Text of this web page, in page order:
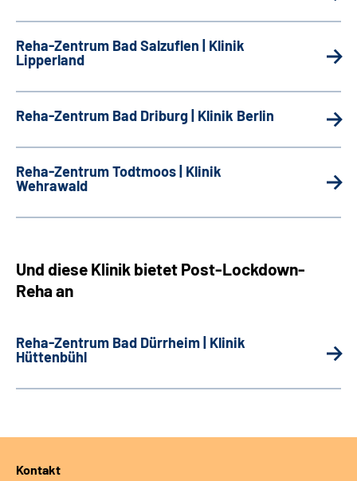
Reha-Zentrum Bad Salzuflen | Klinik
Lipperland
Reha-Zentrum Bad Driburg | Klinik Berlin
Reha-Zentrum Todtmoos | Klinik
Wehrawald
Und diese Klinik bietet Post-Lockdown-
Reha an
Reha-Zentrum Bad Dürrheim | Klinik
Hüttenbühl
Kontakt